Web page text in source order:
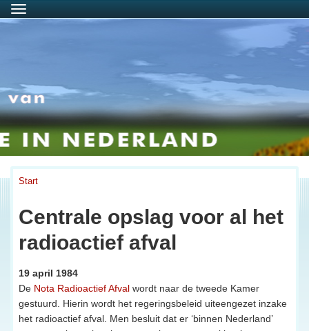
Menu
Start
Centrale opslag voor al het
radioactief afval
19 april 1984
De Nota Radioactief Afval wordt naar de tweede Kamer
gestuurd. Hierin wordt het regeringsbeleid uiteengezet inzake
het radioactief afval. Men besluit dat er ‘binnen Nederland’